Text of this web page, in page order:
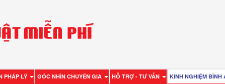
PHÁP LÝ GÓC NHÌN CHUYÊN GIA HỖ TRỢ - TƯ VẤN KINH NGHIỆM BÌNH